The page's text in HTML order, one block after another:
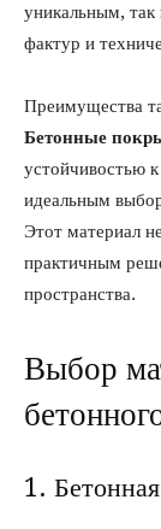
уникальным, так
фактур и
Преимущества
Бетонные
устойчивостью
идеальным
Этот материал
практичным
пространства.
Выбор
1.